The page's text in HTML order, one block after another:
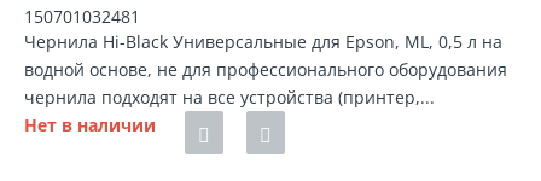
150701032481
Чернила Hi-Black Универсальные для Epson, ML, 0,5 л на
водной основе, не для профессионального оборудования
чернила подходят на все устройства (принтер,...
Нет в наличии